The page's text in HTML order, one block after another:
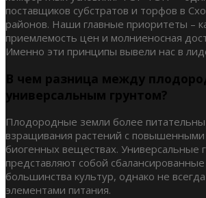
поставщиков субстратов и торфов в
районов. Наши главные приоритеты –
приемлемость цен и молниеносная
Именно эти принципы вывели нас в
В чем разница между
универсальным грунтом?
Плодородные земли более
взращивания растений с повышенными
биогенных веществах. Универсальные
представляют собой
большинства культур, однако не
элементами питания.